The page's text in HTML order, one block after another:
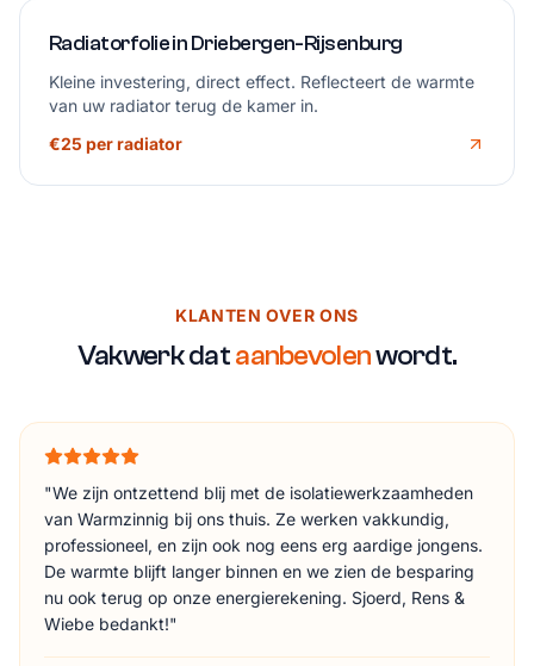
Radiatorfolie in Driebergen-Rijsenburg
Kleine investering, direct effect. Reflecteert de warmte
van uw radiator terug de kamer in.
€25 per radiator
KLANTEN OVER ONS
Vakwerk dataanbevolenwordt.
"We zijn ontzettend blij met de isolatiewerkzaamheden
van Warmzinnig bij ons thuis. Ze werken vakkundig,
professioneel, en zijn ook nog eens erg aardige jongens.
De warmte blijft langer binnen en we zien de besparing
nu ook terug op onze energierekening. Sjoerd, Rens &
Wiebe bedankt!"